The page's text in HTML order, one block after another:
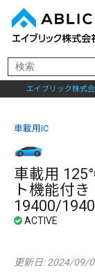
エイブリック株式
車載用IC
車載用
ト機能付
19400/
更新日: 2024/09/